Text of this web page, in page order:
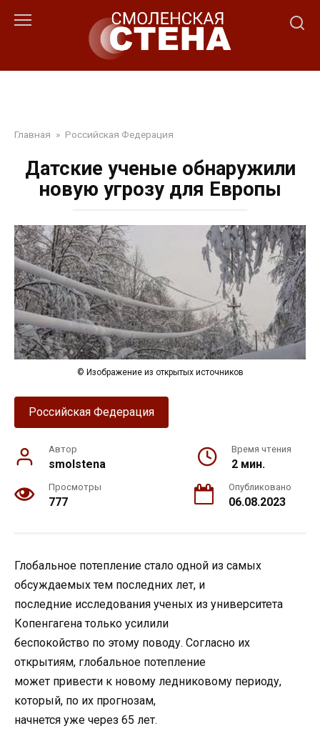
Главная » Российская Федерация
Датские ученые обнаружили
новую угрозу для Европы
© Изображение из открытых источников
Российская Федерация
Автор
smolstena
Время чтения
2 мин.
Просмотры
777
Опубликовано
06.08.2023
Глобальное потепление стало одной из самых
обсуждаемых тем последних лет, и
последние исследования ученых из университета
Копенгагена только усилили
беспокойство по этому поводу. Согласно их
открытиям, глобальное потепление
может привести к новому ледниковому периоду,
который, по их прогнозам,
начнется уже через 65 лет.